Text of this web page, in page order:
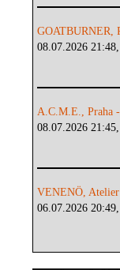
GOATBURNER,
08.07.2026 21:48,
A.C.M.E., Praha
08.07.2026 21:45,
VENENÖ,
06.07.2026 20:49,